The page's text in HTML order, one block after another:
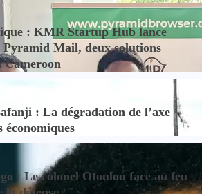
: KMR Startup Hub lance
Mail, deux solutions
Cameroon
: La dégradation de l’axe
économiques
: Le colonel Otoulou face au feu